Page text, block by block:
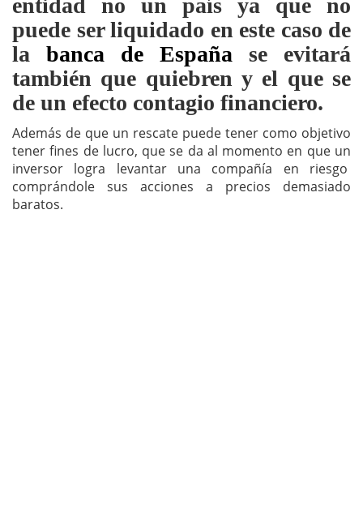
entidad no un país ya que no
puede ser liquidado en este caso de
la banca de España se evitará
también que quiebren y el que se
de un efecto contagio financiero.
Además de que un rescate puede tener como objetivo
tener fines de lucro, que se da al momento en que un
inversor logra levantar una compañía en riesgo
comprándole sus acciones a precios demasiado
baratos.